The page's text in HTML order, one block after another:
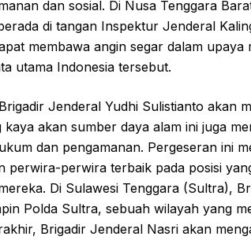
dan sosial. Di Nusa Tenggara
di tangan Inspektur Jenderal
membawa angin segar dalam
utama Indonesia tersebut.
Jenderal Yudhi Sulistianto akan
kaya akan sumber daya alam ini juga
dan pengamanan. Pergeseran ini
perwira-perwira terbaik pada posisi
Di Sulawesi Tenggara (Sultra),
Polda Sultra, sebuah wilayah yang
Brigadir Jenderal Nasri akan